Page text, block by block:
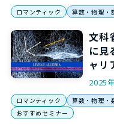
ロマンティック 算数・物理・
文科
に見
ャリ
2025
ロマンティック 算数・物理・
おすすめセミナー